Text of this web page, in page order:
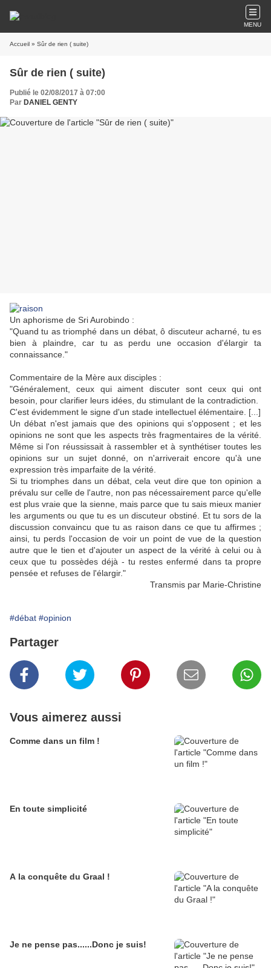
MENU
Accueil » Sûr de rien ( suite)
Sûr de rien ( suite)
Publié le 02/08/2017 à 07:00
Par DANIEL GENTY
Un aphorisme de Sri Aurobindo :
"Quand tu as triomphé dans un débat, ô discuteur acharné, tu es
bien à plaindre, car tu as perdu une occasion d'élargir ta
connaissance."
Commentaire de la Mère aux disciples :
"Généralement, ceux qui aiment discuter sont ceux qui ont
besoin, pour clarifier leurs idées, du stimulant de la contradiction.
C'est évidemment le signe d'un stade intellectuel élémentaire. [...]
Un débat n'est jamais que des opinions qui s'opposent ; et les
opinions ne sont que les aspects très fragmentaires de la vérité.
Même si l'on réussissait à rassembler et à synthétiser toutes les
opinions sur un sujet donné, on n'arriverait encore qu'à une
expression très imparfaite de la vérité.
Si tu triomphes dans un débat, cela veut dire que ton opinion a
prévalu sur celle de l'autre, non pas nécessairement parce qu'elle
est plus vraie que la sienne, mais parce que tu sais mieux manier
les arguments ou que tu es un discuteur obstiné. Et tu sors de la
discussion convaincu que tu as raison dans ce que tu affirmes ;
ainsi, tu perds l'occasion de voir un point de vue de la question
autre que le tien et d'ajouter un aspect de la vérité à celui ou à
ceux que tu possèdes déjà - tu restes enfermé dans ta propre
pensée et refuses de l'élargir."
Transmis par Marie-Christine
#débat #opinion
Partager
Vous aimerez aussi
Comme dans un film !
En toute simplicité
A la conquête du Graal !
Je ne pense pas......Donc je suis!